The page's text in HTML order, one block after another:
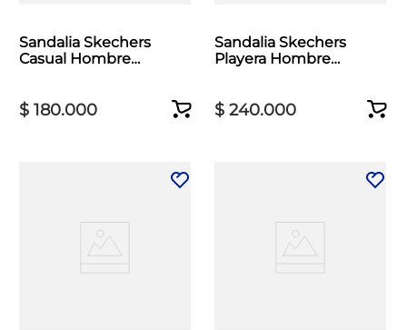
Sandalia Skechers
Casual Hombre
$ 180.000
Sandalia Skechers
Playera Hombre
$ 240.000